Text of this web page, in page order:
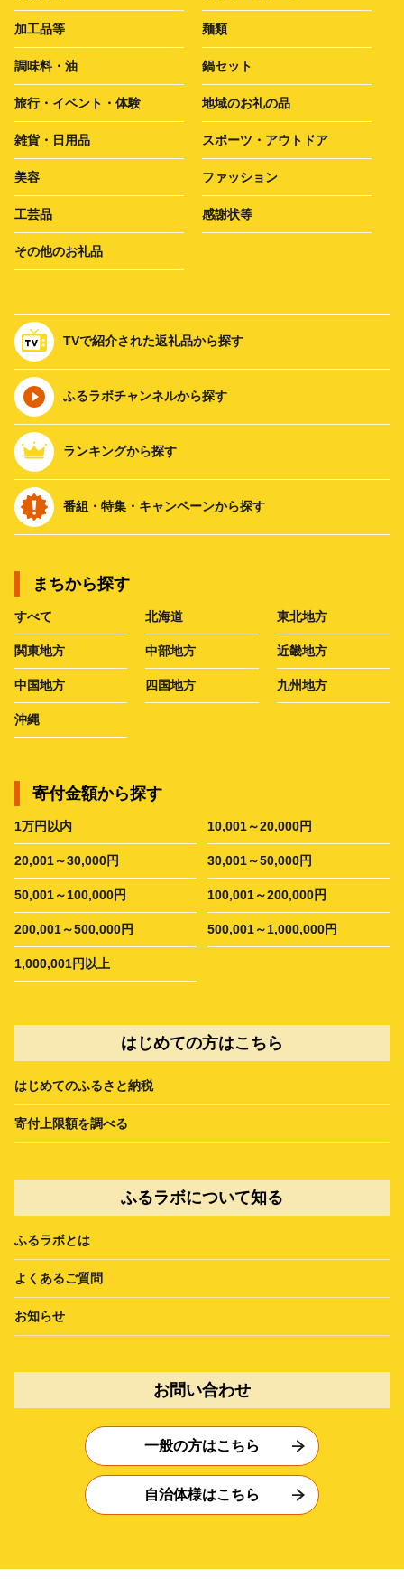
加工品等 麺類
調味料・油 鍋セット
旅行・イベント・体験 地域のお礼の品
雑貨・日用品 スポーツ・アウトドア
美容 ファッション
工芸品 感謝状等
その他のお礼品
TVで紹介された返礼品から探す
ふるラボチャンネルから探す
ランキングから探す
番組・特集・キャンペーンから探す
まちから探す
すべて 北海道 東北地方
関東地方 中部地方 近畿地方
中国地方 四国地方 九州地方
沖縄
寄付金額から探す
1万円以内 10,001～20,000円
20,001～30,000円 30,001～50,000円
50,001～100,000円 100,001～200,000円
200,001～500,000円 500,001～1,000,000円
1,000,001円以上
はじめての方はこちら
はじめてのふるさと納税
寄付上限額を調べる
ふるラボについて知る
ふるラボとは
よくあるご質問
お知らせ
お問い合わせ
一般の方はこちら
自治体様はこちら